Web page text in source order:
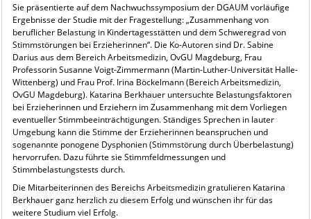
Sie präsentierte auf dem Nachwuchssymposium der DGAUM vorläufige
Ergebnisse der Studie mit der Fragestellung: „Zusammenhang von
beruflicher Belastung in Kindertagesstätten und dem Schweregrad von
Stimmstörungen bei Erzieherinnen“. Die Ko-Autoren sind Dr. Sabine
Darius aus dem Bereich Arbeitsmedizin, OvGU Magdeburg, Frau
Professorin Susanne Voigt-Zimmermann (Martin-Luther-Universität Halle-
Wittenberg) und Frau Prof. Irina Böckelmann (Bereich Arbeitsmedizin,
OvGU Magdeburg). Katarina Berkhauer untersuchte Belastungsfaktoren
bei Erzieherinnen und Erziehern im Zusammenhang mit dem Vorliegen
eventueller Stimmbeeinträchtigungen. Ständiges Sprechen in lauter
Umgebung kann die Stimme der Erzieherinnen beanspruchen und
sogenannte ponogene Dysphonien (Stimmstörung durch Überbelastung)
hervorrufen. Dazu führte sie Stimmfeldmessungen und
Stimmbelastungstests durch.
Die Mitarbeiterinnen des Bereichs Arbeitsmedizin gratulieren Katarina
Berkhauer ganz herzlich zu diesem Erfolg und wünschen ihr für das
weitere Studium viel Erfolg.